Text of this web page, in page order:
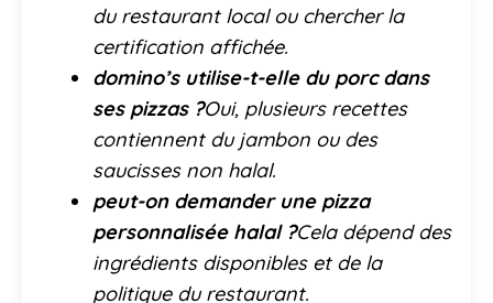
du restaurant local ou chercher la
certification affichée.
domino’s utilise-t-elle du porc dans
ses pizzas ?Oui, plusieurs recettes
contiennent du jambon ou des
saucisses non halal.
peut-on demander une pizza
personnalisée halal ?Cela dépend des
ingrédients disponibles et de la
politique du restaurant.